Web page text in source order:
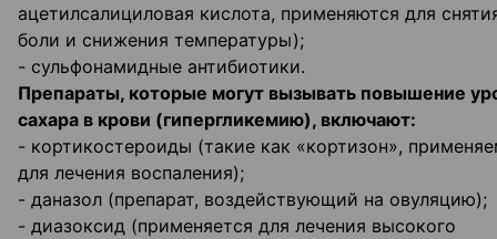
ацетилсалициловая кислота, применяются для
боли и снижения температуры);
- сульфонамидные антибиотики.
Препараты, которые могут вызывать повышение
сахара в крови (гипергликемию), включают:
- кортикостероиды (такие как «кортизон»,
для лечения воспаления);
- даназол (препарат, воздействующий на овуляцию);
- диазоксид (применяется для лечения высокого